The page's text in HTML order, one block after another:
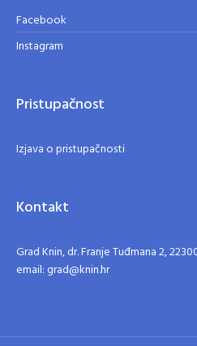
Facebook
Instagram
Pristupačnost
Izjava o pristupačnosti
Kontakt
Grad Knin, dr. Franje Tuđmana 2,
email: grad@knin.hr